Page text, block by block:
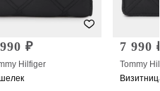
₽
Hilfiger
7 990
Tommy